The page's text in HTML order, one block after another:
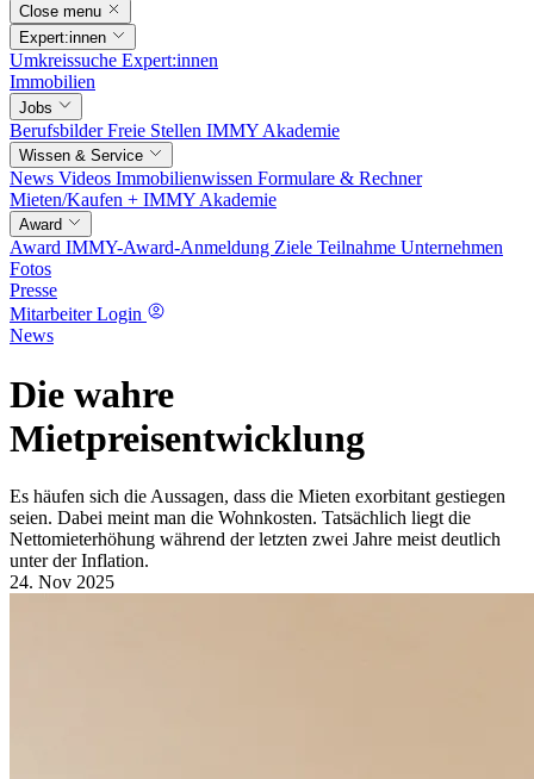
Close menu
Expert:innen
Umkreissuche Expert:innen
Immobilien
Jobs
BerufsbilderFreie Stellen IMMY Akademie
Wissen & Service
News Videos Immobilienwissen Formulare & Rechner
Mieten/Kaufen + IMMY Akademie
Award
Award IMMY-Award-Anmeldung Ziele Teilnahme Unternehmen
Fotos
Presse
Mitarbeiter Login
News
Die wahre
Mietpreisentwicklung
Es häufen sich die Aussagen, dass die Mieten exorbitant gestiegen
seien. Dabei meint man die Wohnkosten. Tatsächlich liegt die
Nettomieterhöhung während der letzten zwei Jahre meist deutlich
unter der Inflation.
24. Nov 2025